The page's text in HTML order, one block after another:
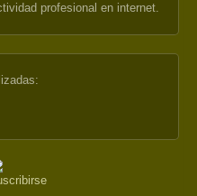
is
profesional en internet.